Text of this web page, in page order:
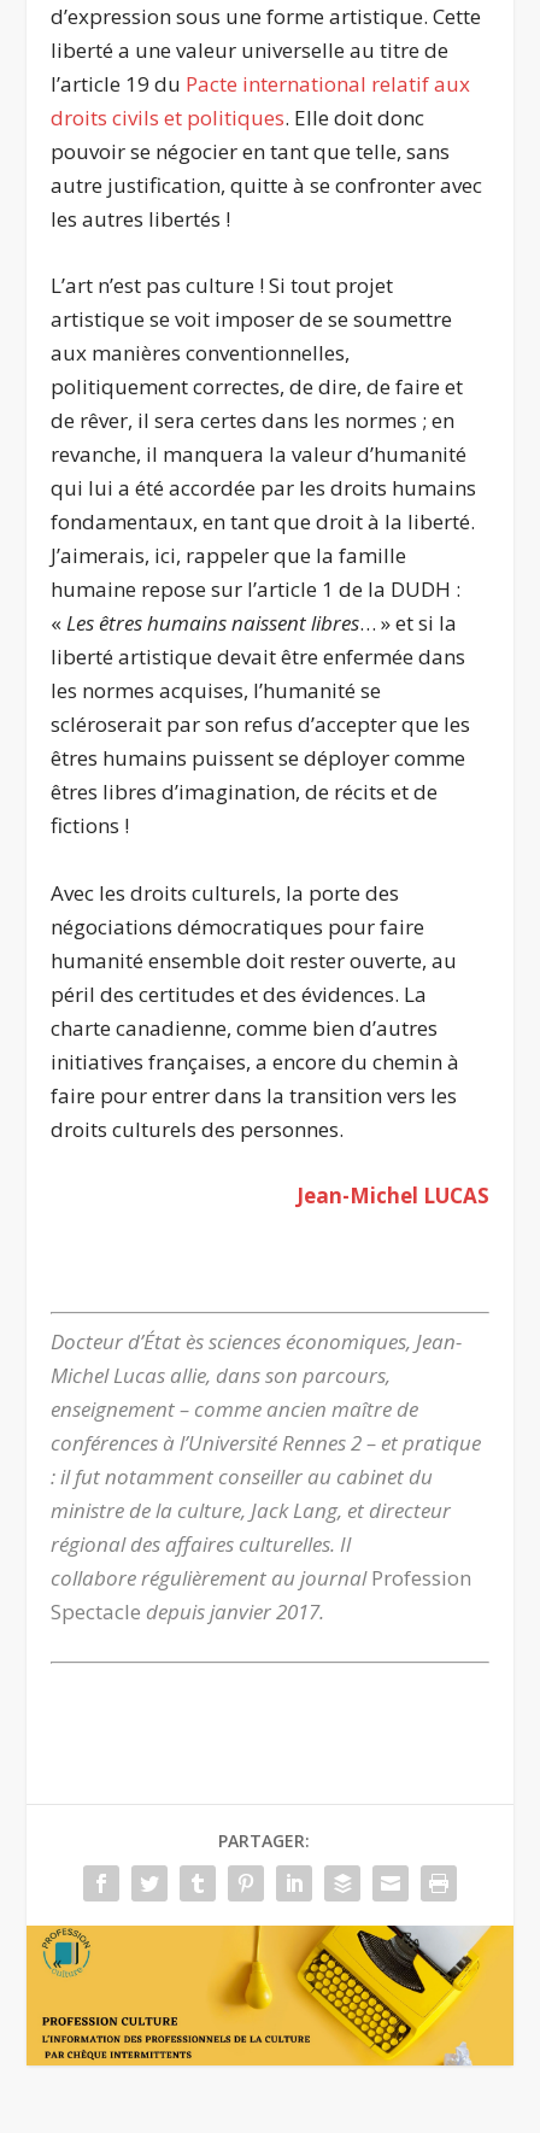
d’expression sous une forme artistique. Cette
liberté a une valeur universelle au titre de
l’article 19 du Pacte international relatif aux
droits civils et politiques. Elle doit donc
pouvoir se négocier en tant que telle, sans
autre justification, quitte à se confronter avec
les autres libertés !
L’art n’est pas culture ! Si tout projet
artistique se voit imposer de se soumettre
aux manières conventionnelles,
politiquement correctes, de dire, de faire et
de rêver, il sera certes dans les normes ; en
revanche, il manquera la valeur d’humanité
qui lui a été accordée par les droits humains
fondamentaux, en tant que droit à la liberté.
J’aimerais, ici, rappeler que la famille
humaine repose sur l’article 1 de la DUDH :
«Les êtres humains naissent libres… » et si la
liberté artistique devait être enfermée dans
les normes acquises, l’humanité se
scléroserait par son refus d’accepter que les
êtres humains puissent se déployer comme
êtres libres d’imagination, de récits et de
fictions !
Avec les droits culturels, la porte des
négociations démocratiques pour faire
humanité ensemble doit rester ouverte, au
péril des certitudes et des évidences. La
charte canadienne, comme bien d’autres
initiatives françaises, a encore du chemin à
faire pour entrer dans la transition vers les
droits culturels des personnes.
Jean-Michel LUCAS
Docteur d’État ès sciences économiques, Jean-
Michel Lucas allie, dans son parcours,
enseignement – comme ancien maître de
conférences à l’Université Rennes 2 – et pratique
: il fut notamment conseiller au cabinet du
ministre de la culture, Jack Lang, et directeur
régional des affaires culturelles. Il
collabore régulièrement au journalProfession
Spectacle depuis janvier 2017.
PARTAGER: